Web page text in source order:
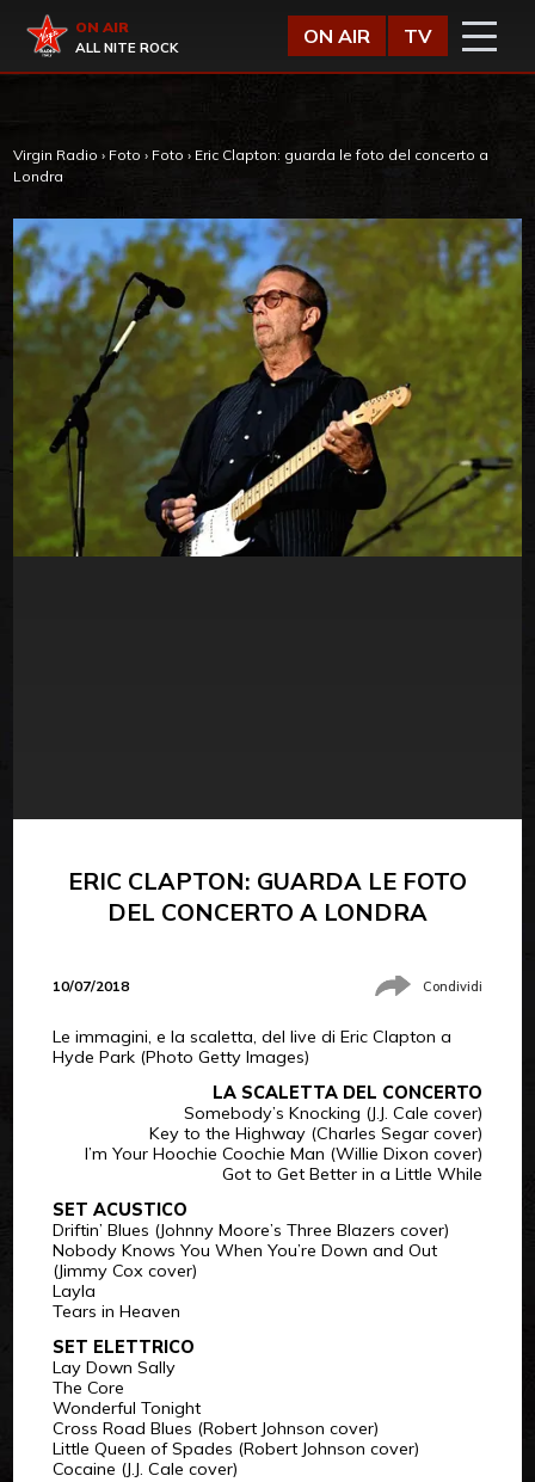
Virgin Radio
ON AIR
ALL NITE ROCK
ON AIR TV
Virgin Radio › Foto › Foto › Eric Clapton: guarda le foto del concerto a
Londra
ERIC CLAPTON: GUARDA LE FOTO
DEL CONCERTO A LONDRA
10/07/2018 Condividi
Le immagini, e la scaletta, del live di Eric Clapton a
Hyde Park (Photo Getty Images)
LA SCALETTA DEL CONCERTO
Somebody’s Knocking (J.J. Cale cover)
Key to the Highway (Charles Segar cover)
I’m Your Hoochie Coochie Man (Willie Dixon cover)
Got to Get Better in a Little While
SET ACUSTICO
Driftin’ Blues (Johnny Moore’s Three Blazers cover)
Nobody Knows You When You’re Down and Out
(Jimmy Cox cover)
Layla
Tears in Heaven
SET ELETTRICO
Lay Down Sally
The Core
Wonderful Tonight
Cross Road Blues (Robert Johnson cover)
Little Queen of Spades (Robert Johnson cover)
Cocaine (J.J. Cale cover)